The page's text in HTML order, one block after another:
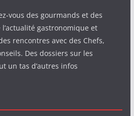
vous des gourmands et des
gastronomique et
rencontres avec des Chefs,
Des dossiers sur les
un tas d’autres infos